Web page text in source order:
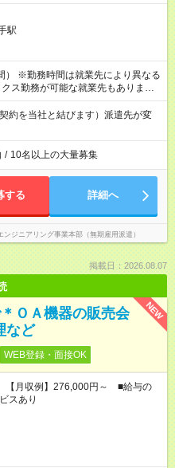
駅
） ※勤務時間は就業先により異なる
すい環境をつくるべく、 働き方
でいます。
約を当社と結びます）派遣先が変
/ 10名以上の大量募集
する 詳細へ
ジニアリング事業本部（無期雇用派遣）
掲載日：2026.08.07
NEW
ＯＡ機器の販売会
など
WEB登録・面接OK
月収例】276,000円～ ■給与の
スあり